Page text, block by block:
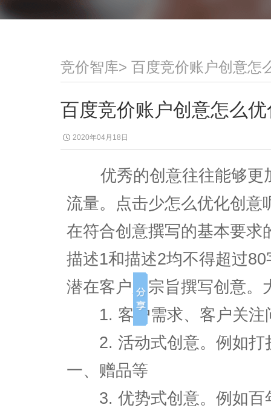
竞价智库> 百度竞价账户创意怎
百度竞价账户创意怎么优
2020年04月18日
优秀的创意往往能够更
流量。点击少怎么优化创意
在符合创意撰写的基本要求
描述1和描述2均不得超过
潜在客户为宗旨撰写创意。
1. 客户需求、客户关注
2. 活动式创意。例如打
一、赠品等
3. 优势式创意。例如百